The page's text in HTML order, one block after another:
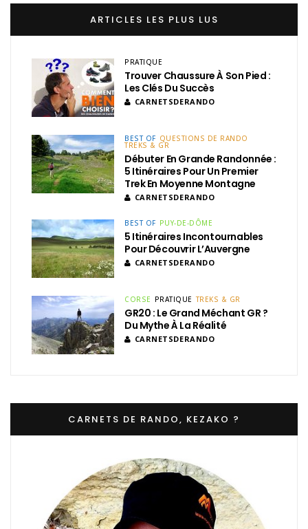
ARTICLES LES PLUS LUS
PRATIQUE
Trouver Chaussure À Son Pied :
Les Clés Du Succès
CARNETSDERANDO
BEST OF QUESTIONS DE RANDO
TREKS & GR
Débuter En Grande Randonnée :
5 Itinéraires Pour Un Premier
Trek En Moyenne Montagne
CARNETSDERANDO
BEST OF PUY-DE-DÔME
5 Itinéraires Incontournables
Pour Découvrir L’Auvergne
CARNETSDERANDO
CORSE PRATIQUE TREKS & GR
GR20 : Le Grand Méchant GR ?
Du Mythe À La Réalité
CARNETSDERANDO
CARNETS DE RANDO, KEZAKO ?